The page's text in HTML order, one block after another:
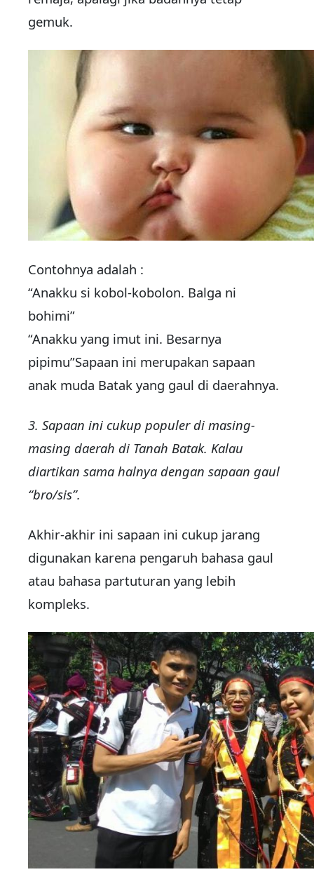
gemuk.
Contohnya adalah :
“Anakku si kobol-kobolon. Balga ni
bohimi”
“Anakku yang imut ini. Besarnya
pipimu”Sapaan ini merupakan sapaan
anak muda Batak yang gaul di daerahnya.
3. Sapaan ini cukup populer di masing-
masing daerah di Tanah Batak. Kalau
diartikan sama halnya dengan sapaan gaul
“bro/sis”.
Akhir-akhir ini sapaan ini cukup jarang
digunakan karena pengaruh bahasa gaul
atau bahasa partuturan yang lebih
kompleks.